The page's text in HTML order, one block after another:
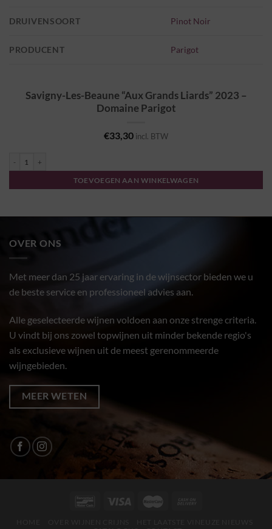
DRUIVENSOORT Pinot Noir
PRODUCENT Parigot
Savigny-Les-Beaune “Aux Grands Liards” 2023 –
Domaine Parigot
€33,30 incl. BTW
TOEVOEGEN AAN WINKELWAGEN
OVER ONS
Met meer dan 25 jaar ervaring in de wijnsector bieden we u
de beste service en professioneel advies aan.
Alle geselecteerde wijnen voldoen aan onze strenge criteria.
U vindt bij ons zowel topwijnen uit minder bekende regio's
als exclusieve wijnen uit de meest gerenommeerde
wijngebieden.
MEER WETEN